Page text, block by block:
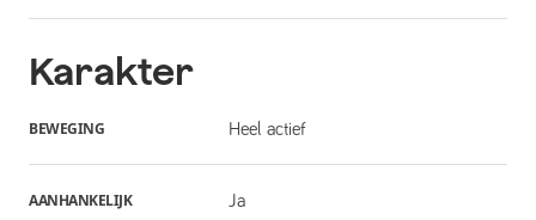
Karakter
BEWEGING Heel actief
AANHANKELIJK Ja